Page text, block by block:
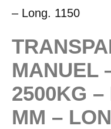
– Long. 1150
MANUEL
2500KG
MM –